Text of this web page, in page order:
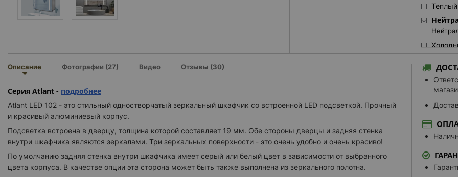
ЦВЕТ
RAL
Цвет
RAL
RAL
Описание Фотографии (27) Видео Отзывы (30)
Серия Atlant - подробнее
Atlant LED 102 - это стильный одностворчатый зеркальный шкафчик со встроенной LED подсветкой. Прочный
и красивый алюминиевый корпус.
Подсветка встроена в дверцу, толщина которой составляет 19 мм. Обе стороны дверцы и задняя стенка
внутри шкафчика являются зеркалами. Три зеркальных поверхности - это очень удобно и очень красиво!
По умолчанию задняя стенка внутри шкафчика имеет серый или белый цвет в зависимости от выбранного
цвета корпуса. В качестве опции эта сторона может быть также выполнена из зеркального полотна.